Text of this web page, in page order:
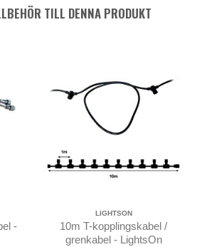
TILL DENNA PRODUKT
-
LIGHTSON
10m T-kopplingskabel /
grenkabel - LightsOn